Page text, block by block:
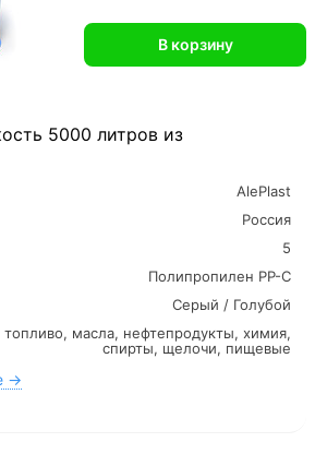
5000 литров из
AlePlast
Россия
5
Полипропилен PP-C
Серый / Голубой
топливо, масла, нефтепродукты, химия,
спирты, щелочи, пищевые
→
В корзину